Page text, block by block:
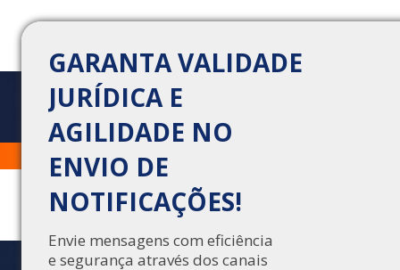
GARANTA VALIDADE
JURÍDICA E
AGILIDADE NO
ENVIO DE
NOTIFICAÇÕES!
Envie mensagens com eficiência
e segurança através dos canais
Trabalhe Conosco Central de Vendas
NOTIFICAÇÕES DIGITAIS
RASTREÁVEIS: COMO
COMPROVAR ENTREGA E
ABERTURA DE